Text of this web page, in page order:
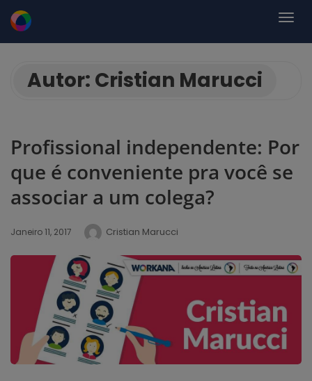
Autor: Cristian Marucci
Profissional independente: Por
que é conveniente pra você se
associar a um colega?
Janeiro 11, 2017 Cristian Marucci